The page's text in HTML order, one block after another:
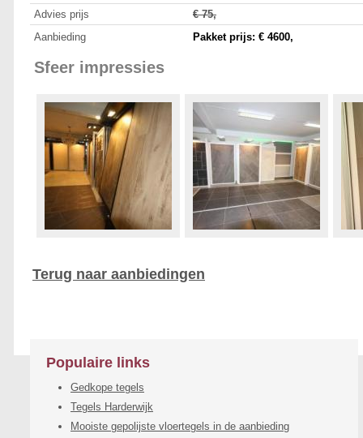
Advies prijs
€ 75,
Aanbieding
Pakket prijs: € 4600,
Sfeer impressies
Terug naar aanbiedingen
Populaire links
Gedkope tegels
Tegels Harderwijk
Mooiste gepolijste vloertegels in de aanbieding